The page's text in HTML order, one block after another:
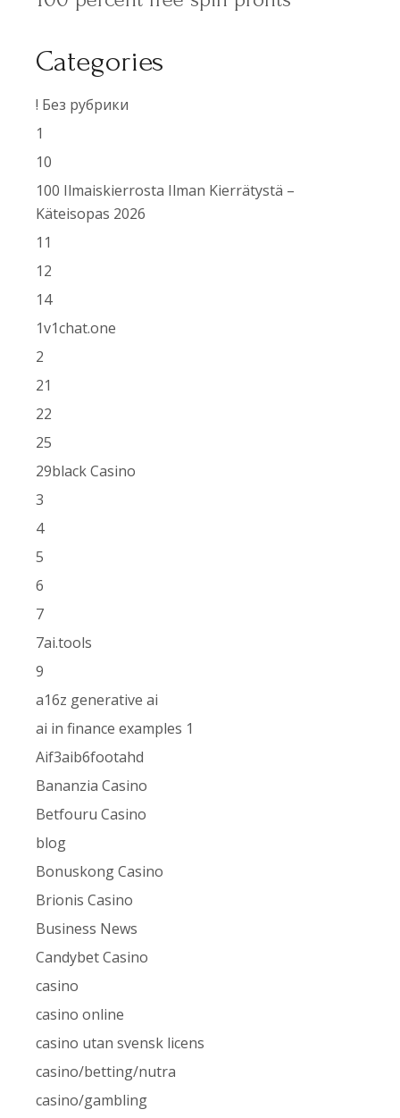
Categories
! Без рубрики
1
10
100 Ilmaiskierrosta Ilman Kierrätystä –
Käteisopas 2026
11
12
14
1v1chat.one
2
21
22
25
29black Casino
3
4
5
6
7
7ai.tools
9
a16z generative ai
ai in finance examples 1
Aif3aib6footahd
Bananzia Casino
Betfouru Casino
blog
Bonuskong Casino
Brionis Casino
Business News
Candybet Casino
casino
casino online
casino utan svensk licens
casino/betting/nutra
casino/gambling